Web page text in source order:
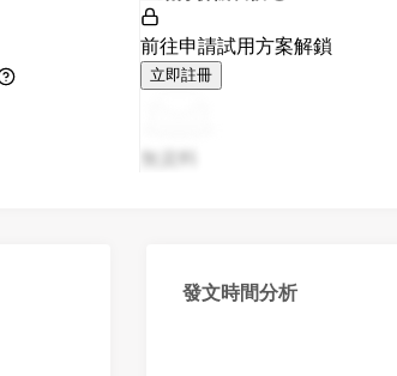
前往申請試用方案解鎖
立即註冊
無資料
發文時間分析